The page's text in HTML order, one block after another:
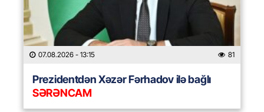
07.08.2026 - 13:15 81
Prezidentdən Xəzər Fərhadov ilə bağlı
SƏRƏNCAM